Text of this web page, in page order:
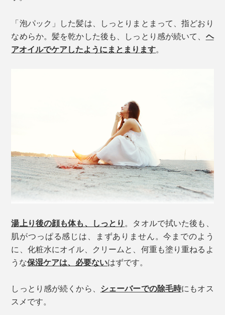
「泡パック」した髪は、しっとりまとまって、指どおり
なめらか。髪を乾かした後も、しっとり感が続いて、 ヘ
アオイルでケアしたようにまとまります。
湯上り後の顔も体も、しっとり。タオルで拭いた後も、
肌がつっぱる感じは、まずありません。今までのよう
に、化粧水にオイル、クリームと、何重も塗り重ねるよ
うな保湿ケアは、必要ないはずです。
しっとり感が続くから、 シェーバーでの除毛時にもオス
スメです。